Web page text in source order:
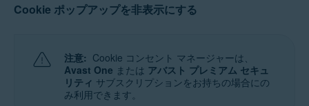
Cookie ポップアップを非表示にする
注意: Cookie コンセント マネージャーは、
Avast One または アバスト プレミアム セキュ
リティ サブスクリプションをお持ちの場合にの
み利用できます。